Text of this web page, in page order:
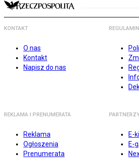
KONTAKT
O nas
Kontakt
Napisz do nas
REGULAMIN
REKLAMA I PRENUMERATA
Reklama
Ogłoszenia
Prenumerata
E-
E-